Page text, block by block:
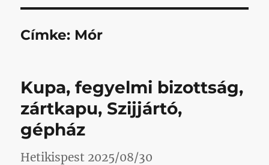
Címke: Mór
Kupa, fegyelmi bizottság,
zártkapu, Szijjártó,
gépház
Hetikispest 2025/08/30